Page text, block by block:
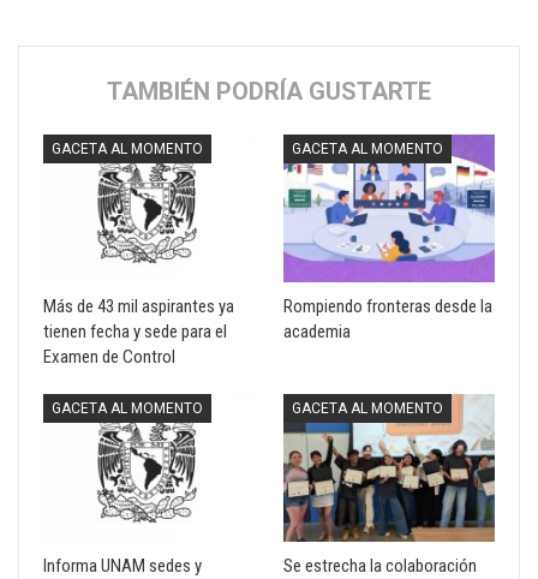
TAMBIÉN PODRÍA GUSTARTE
GACETA AL MOMENTO
Más de 43 mil aspirantes ya
tienen fecha y sede para el
Examen de Control
GACETA AL MOMENTO
Rompiendo fronteras desde la
academia
GACETA AL MOMENTO
Informa UNAM sedes y
GACETA AL MOMENTO
Se estrecha la colaboración